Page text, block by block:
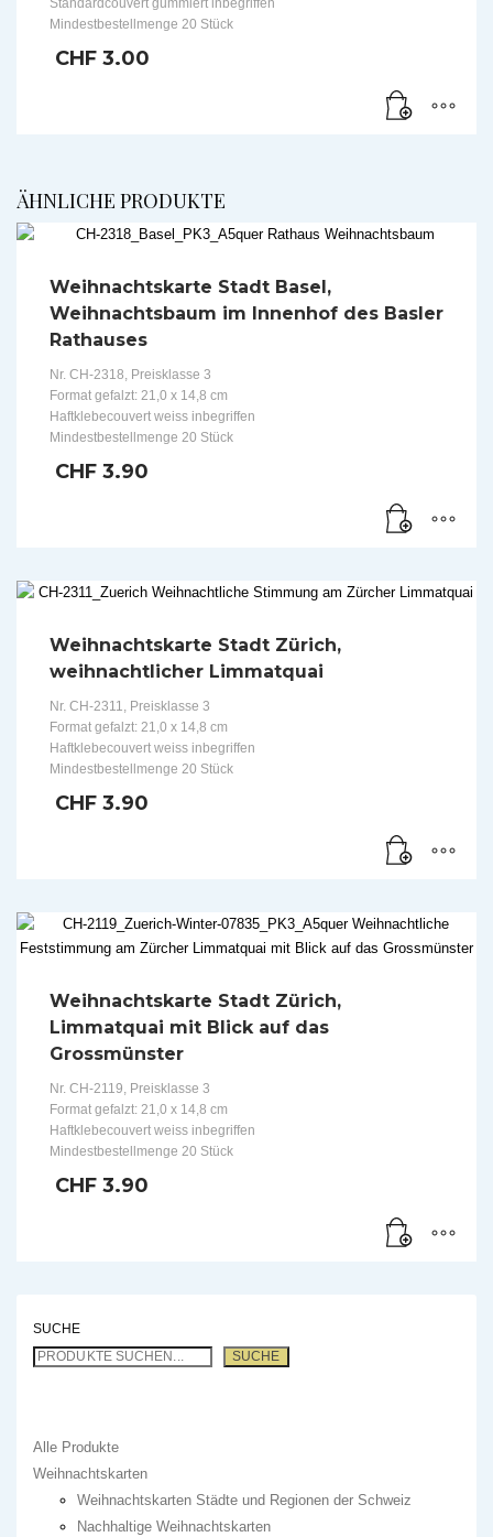
Standardcouvert gummiert inbegriffen
Mindestbestellmenge 20 Stück
CHF 3.00
ÄHNLICHE PRODUKTE
Weihnachtskarte Stadt Basel,
Weihnachtsbaum im Innenhof des Basler
Rathauses
Nr. CH-2318, Preisklasse 3
Format gefalzt: 21,0 x 14,8 cm
Haftklebecouvert weiss inbegriffen
Mindestbestellmenge 20 Stück
CHF 3.90
Weihnachtskarte Stadt Zürich,
weihnachtlicher Limmatquai
Nr. CH-2311, Preisklasse 3
Format gefalzt: 21,0 x 14,8 cm
Haftklebecouvert weiss inbegriffen
Mindestbestellmenge 20 Stück
CHF 3.90
Weihnachtskarte Stadt Zürich,
Limmatquai mit Blick auf das
Grossmünster
Nr. CH-2119, Preisklasse 3
Format gefalzt: 21,0 x 14,8 cm
Haftklebecouvert weiss inbegriffen
Mindestbestellmenge 20 Stück
CHF 3.90
SUCHE
SUCHE
Alle Produkte
Weihnachtskarten
Weihnachtskarten Städte und Regionen der Schweiz
Nachhaltige Weihnachtskarten